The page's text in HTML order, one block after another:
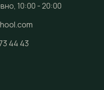
10:00 - 20:00
44 43